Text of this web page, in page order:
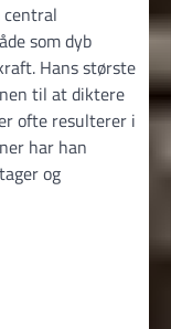
som dyb
Hans største
til at diktere
ofte resulterer i
har han
og